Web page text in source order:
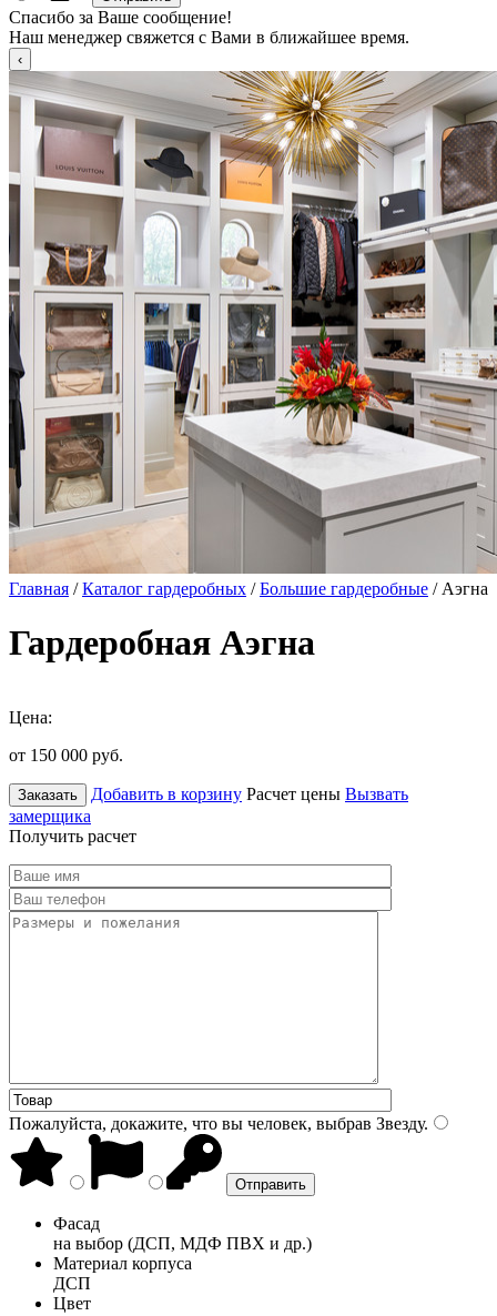
Спасибо за Ваше сообщение!
Наш менеджер свяжется с Вами в ближайшее время.
Главная /Каталог гардеробных /Большие гардеробные / Аэгна
Гардеробная Аэгна
Цена:
от 150 000 руб.
Заказать Добавить в корзину Расчет цены Вызвать
замерщика
Получить расчет
Пожалуйста, докажите, что вы человек, выбрав Звезду.
Фасад
на выбор (ДСП, МДФ ПВХ и др.)
Материал корпуса
ДСП
Цвет